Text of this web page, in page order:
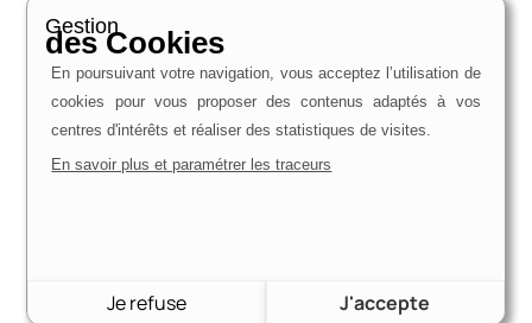
Couvercle supérieur de carburateur Fomoco/ Ford |
Avec flotteur et pointeau
70,00
Voir le produit
Gestion
des Cookies
En poursuivant votre navigation, vous acceptez l’utilisation de
cookies pour vous proposer des contenus adaptés à vos
centres d'intérêts et réaliser des statistiques de visites.
En savoir plus et paramétrer les traceurs
Je refuse J'accepte